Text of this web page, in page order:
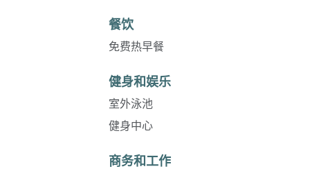
餐饮
免费热早餐
健身和娱乐
室外泳池
健身中心
商务和工作